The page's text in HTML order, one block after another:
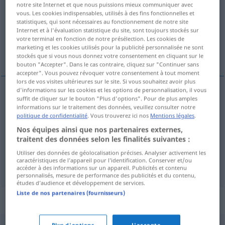
Vue d'ensemble de toutes les traductions
(Pour plus d'informations, cliquez sur/touchez la traduction)
de papel seco, cancillerezco
depapel papierenaus Papier
seco papierenStil FIG
cancillerezco papieren
Synonymes de "papieren"
notre site Internet et que nous puissions mieux communiquer avec
vous. Les cookies indispensables, utilisés à des fins fonctionnelles et
statistiques, qui sont nécessaires au fonctionnement de notre site
Internet et à l'évaluation statistique du site, sont toujours stockés sur
votre terminal en fonction de notre présélection. Les cookies de
marketing et les cookies utilisés pour la publicité personnalisée ne sont
stockés que si vous nous donnez votre consentement en cliquant sur le
bouton "Accepter". Dans le cas contraire, cliquez sur "Continuer sans
accepter". Vous pouvez révoquer votre consentement à tout moment
lors de vos visites ultérieures sur le site. Si vous souhaitez avoir plus
d'informations sur les cookies et les options de personnalisation, il vous
suffit de cliquer sur le bouton "Plus d'options". Pour de plus amples
informations sur le traitement des données, veuillez consulter notre
politique de confidentialité. Vous trouverez ici nos Mentions légales.
Nos équipes ainsi que nos partenaires externes,
traitent des données selon les finalités suivantes :
Utiliser des données de géolocalisation précises. Analyser activement les
caractéristiques de l’appareil pour l’identification. Conserver et/ou
accéder à des informations sur un appareil. Publicités et contenu
personnalisés, mesure de performance des publicités et du contenu,
études d’audience et développement de services.
Liste de nos partenaires (fournisseurs)